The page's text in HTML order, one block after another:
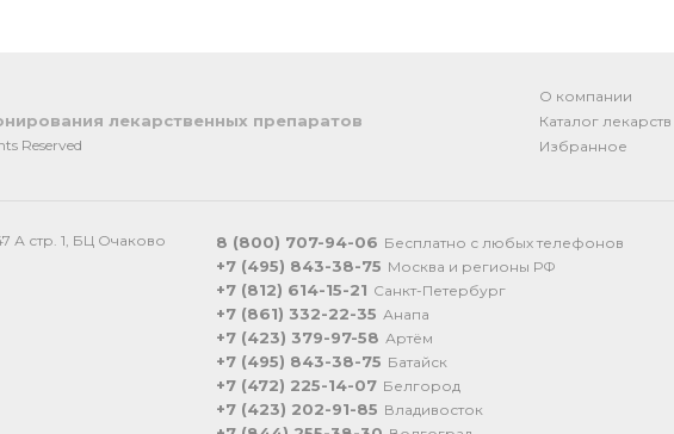
лекарственных препаратов
Reserved
О компании
Каталог лекарств
Избранное
А стр. 1, БЦ Очаково
8 (800) 707-94-06 Бесплатно с любых телефонов
+7 (495) 843-38-75 Москва и регионы РФ
+7 (812) 614-15-21 Санкт-Петербург
+7 (861) 332-22-35 Анапа
+7 (423) 379-97-58 Артём
+7 (495) 843-38-75 Батайск
+7 (472) 225-14-07 Белгород
+7 (423) 202-91-85 Владивосток